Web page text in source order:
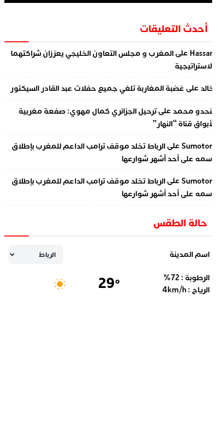
أحدث التعليقات
علىالمغرب و مجلس التعاون الخليجي يعززان شراكتهما
علىغضبة المغاربة تلغي جميع حفلات عبد القادر السيكتور
محمدعلىترحيل الجزائري كمال مهوي: صفعة مغربية
قناة “النهار”
علىالرباط تخلد موقف ترامب الداعم للمغرب بإطلاق
على أحد أشهر شوارعها
علىالرباط تخلد موقف ترامب الداعم للمغرب بإطلاق
على أحد أشهر شوارعها
حالة الطقس
اسم المدينة
الرطوبة : 72
%
الرياح :
4km/h
29